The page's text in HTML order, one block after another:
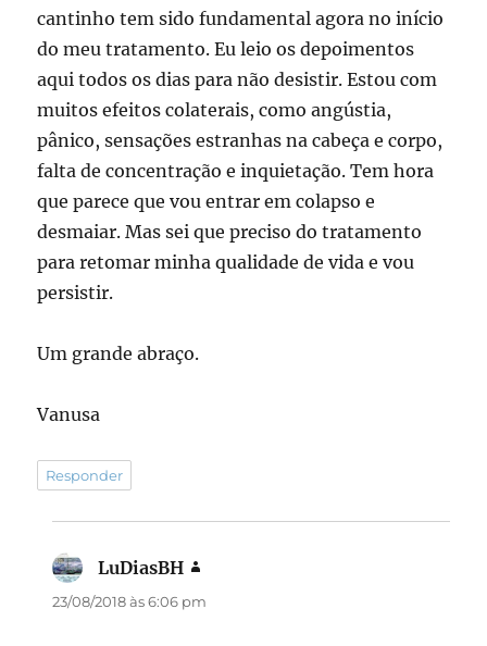
cantinho tem sido fundamental agora no início
do meu tratamento. Eu leio os depoimentos
aqui todos os dias para não desistir. Estou com
muitos efeitos colaterais, como angústia,
pânico, sensações estranhas na cabeça e corpo,
falta de concentração e inquietação. Tem hora
que parece que vou entrar em colapso e
desmaiar. Mas sei que preciso do tratamento
para retomar minha qualidade de vida e vou
persistir.
Um grande abraço.
Vanusa
Responder
LuDiasBH
23/08/2018 às 6:06 pm